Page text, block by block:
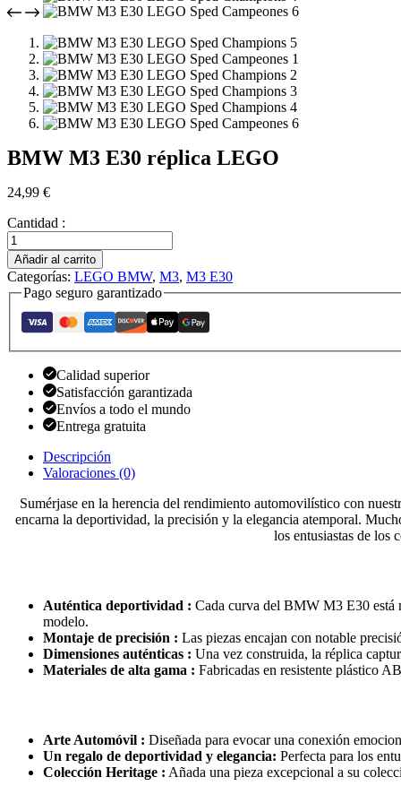
BMW M3 E30 réplica LEGO
24,99 €
Cantidad :
BMW
M3
E30
réplique
LEGO
cantidad
Añadir al carrito
Categorías: LEGO BMW, M3, M3 E30
Pago seguro garantizado
Calidad superior
Satisfacción garantizada
Envíos a todo el mundo
Entrega gratuita
Descripción
Valoraciones (0)
Sumérjase en la herencia del rendimiento automovilístico con
encarna la deportividad, la precisión y la elegancia atemporal.
los entusiastas de los
Auténtica deportividad : Cada curva del BMW M3 E30 está
modelo.
Montaje de precisión : Las piezas encajan con notable
Dimensiones auténticas : Una vez construida, la réplica
Materiales de alta gama : Fabricadas en resistente plástico
Arte Automóvil : Diseñada para evocar una conexión
Un regalo de deportividad y elegancia: Perfecta para los
Colección Heritage : Añada una pieza excepcional a su